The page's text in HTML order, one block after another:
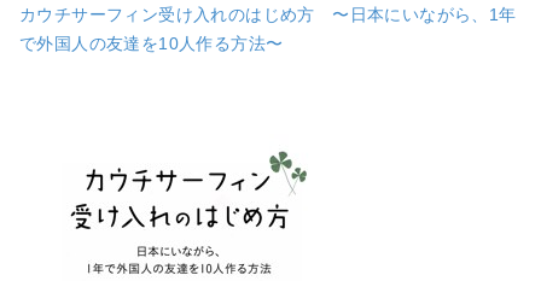
カウチサーフィン受け入れのはじめ方 〜日本にいながら、1年
で外国人の友達を10人作る方法〜